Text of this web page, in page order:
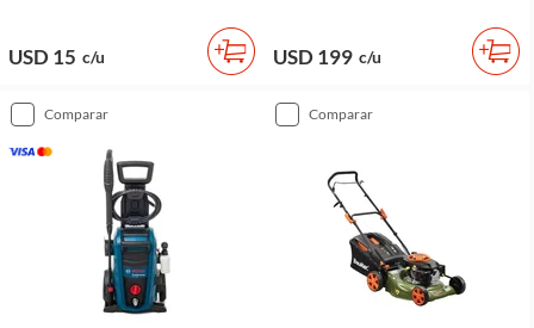
USD 15 c/u USD 199 c/u
comparar comparar